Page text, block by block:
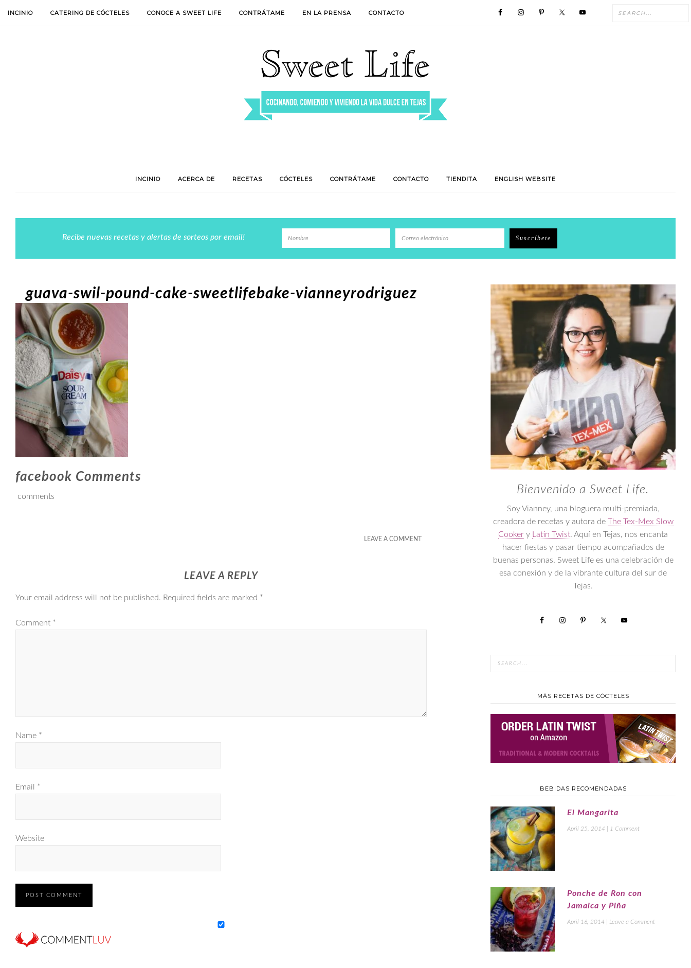
INCINIO CATERING DE CÓCTELES CONOCE A SWEET LIFE CONTRÁTAME EN LA PRENSA CONTACTO
INCINIO ACERCA DE RECETAS CÓCTELES CONTRÁTAME CONTACTO TIENDITA ENGLISH WEBSITE
Recibe nuevas recetas y alertas de sorteos por email!
guava-swil-pound-cake-sweetlifebake-vianneyrodriguez
facebook Comments
comments
LEAVE A COMMENT
LEAVE A REPLY
Your email address will not be published. Required fields are marked *
Comment *
Name *
Email *
Website
Bienvenido a Sweet Life.
Soy Vianney, una bloguera multi-premiada,
creadora de recetas y autora de The Tex-Mex Slow
Cooker y Latin Twist. Aquí en Tejas, nos encanta
hacer fiestas y pasar tiempo acompañados de
buenas personas. Sweet Life es una celebración de
esa conexión y de la vibrante cultura del sur de
Tejas.
MÁS RECETAS DE CÓCTELES
BEBIDAS RECOMENDADAS
El Mangarita
April 25, 2014 1 Comment
Ponche de Ron con
Jamaica y Piña
April 16, 2014 Leave a Comment